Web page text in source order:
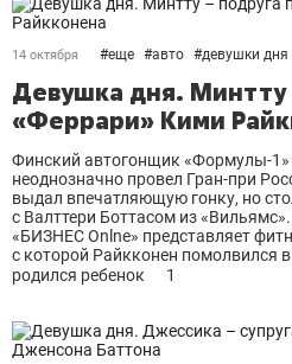
14 октября #еще #авто #девушки дня
Девушка дня. Минтту
«Феррари» Кими
Финский автогонщик «Формулы-
неоднозначно провел Гран-при
выдал впечатляющую гонку, но
с Валттери Боттасом из
«БИЗНЕС Onlne» представляет
с которой Райкконен помолвился
родился ребенок
1